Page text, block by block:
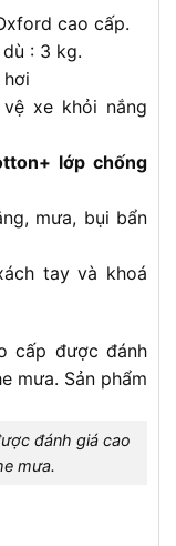
cao cấp.
: 3 kg.
xe khỏi nắng
lớp chống
mưa, bụi bẩn
tay và khoá
đánh giá cao
mưa.